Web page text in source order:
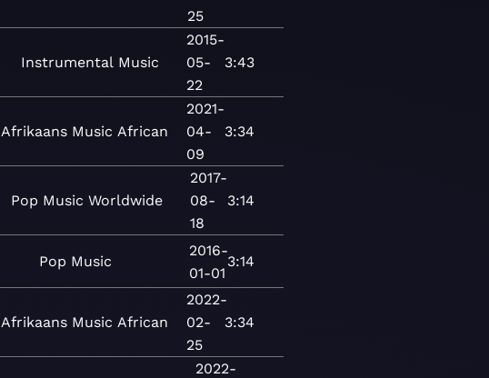
25
Instrumental Music
2015-
05-
22
3:43
Afrikaans Music African
2021-
04-
09
3:34
Pop Music Worldwide
2017-
08-
18
3:14
Pop Music
2016-
01-01
3:14
Afrikaans Music African
2022-
02-
25
3:34
2022-